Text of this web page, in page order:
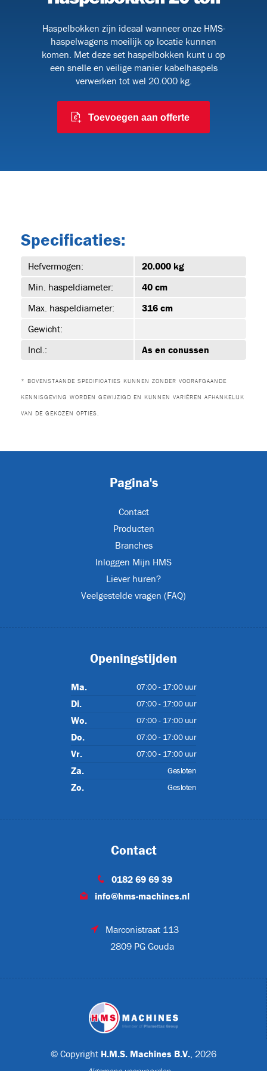
Haspelbokken zijn ideaal wanneer onze HMS-
haspelwagens moeilijk op locatie kunnen
komen. Met deze set haspelbokken kunt u op
een snelle en veilige manier kabelhaspels
verwerken tot wel 20.000 kg.
Toevoegen aan offerte
Specificaties:
Hefvermogen:
20.000 kg
Min. haspeldiameter:
40 cm
Max. haspeldiameter:
316 cm
Gewicht:
Incl.:
As en conussen
* BOVENSTAANDE SPECIFICATIES KUNNEN ZONDER VOORAFGAANDE
KENNISGEVING WORDEN GEWIJZIGD EN KUNNEN VARIËREN AFHANKELIJK
VAN DE GEKOZEN OPTIES.
Pagina's
Contact
Producten
Branches
Inloggen Mijn HMS
Liever huren?
Veelgestelde vragen (FAQ)
Openingstijden
Ma. 07:00 - 17:00 uur
Di. 07:00 - 17:00 uur
Wo. 07:00 - 17:00 uur
Do. 07:00 - 17:00 uur
Vr. 07:00 - 17:00 uur
Za. Gesloten
Zo. Gesloten
Contact
0182 69 69 39
info@hms-machines.nl
Marconistraat 113
2809 PG Gouda
© Copyright H.M.S. Machines B.V. , 2026